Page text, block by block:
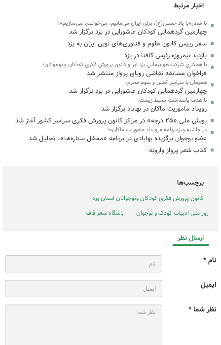
اخبار مرتبط
با شعار«با یاد حسین(ع)، برای ایران می‌مانیم، می‌خوانیم، می‌سازیم»؛
چهارمین گردهمایی کودکان عاشورایی در یزد برگزار شد
سفر رییس کانون علوم و فناوری‌های نوین ایران به یزد
بازدید نیمروزه رئیس کافنا در یزد
با همکاری شرکت هواپیمایی یزد ایر و کانون پرورش فکری کودکان و نوجوانان؛
فراخوان مسابقه نقاشی رویای پرواز منتشر شد
همزمان با سراسر کشور و سوم محرم؛
چهارمین گردهمایی کودکان عاشورایی در یزد برگزار شد
با هدف پاسداشت محیط زیست؛
رویداد ماموریت ماکان در بهاباد برگزار شد
پویش ملی «۲۵ درجه» در مراکز کانون پرورش فکری سراسر کشور آغاز شد
در حاشیه ویژه‌برنامه «رویداد ماموریت ماکان»؛
عضو نوجوان برگزیده بهابادی در برنامه «محفل ستاره‌ها»، تجلیل شد
کتاب شعر پرواز وارونه
برچسب‌ها
کانون پرورش فکری کودکان ونوجوانان استان یزد
روز ملی ادبیات کودک و نوجوان
باشگاه شعر قاف
ارسال نظر
نام *
ایمیل
نظر شما *